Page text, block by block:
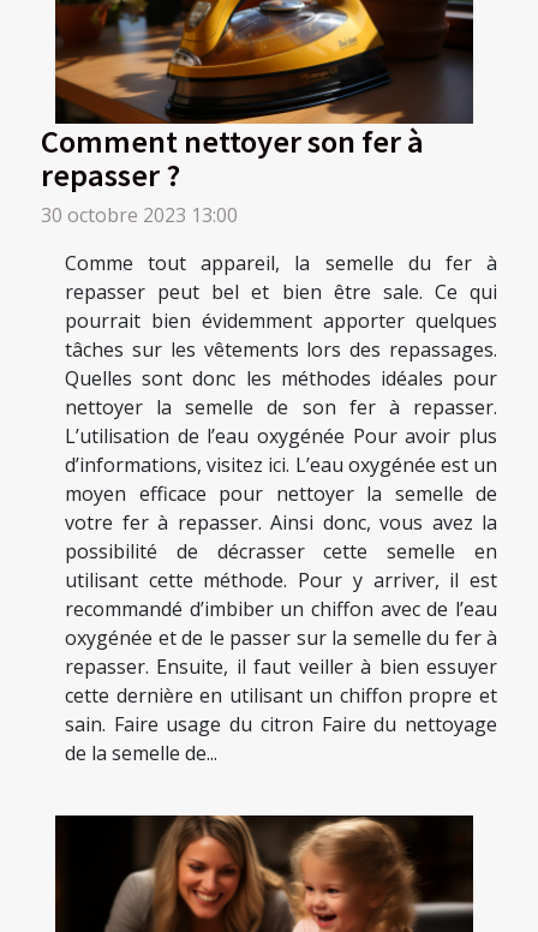
Comment nettoyer son fer à
repasser ?
30 octobre 2023 13:00
Comme tout appareil, la semelle du fer à
repasser peut bel et bien être sale. Ce qui
pourrait bien évidemment apporter quelques
tâches sur les vêtements lors des repassages.
Quelles sont donc les méthodes idéales pour
nettoyer la semelle de son fer à repasser.
L’utilisation de l’eau oxygénée Pour avoir plus
d’informations, visitez ici. L’eau oxygénée est un
moyen efficace pour nettoyer la semelle de
votre fer à repasser. Ainsi donc, vous avez la
possibilité de décrasser cette semelle en
utilisant cette méthode. Pour y arriver, il est
recommandé d’imbiber un chiffon avec de l’eau
oxygénée et de le passer sur la semelle du fer à
repasser. Ensuite, il faut veiller à bien essuyer
cette dernière en utilisant un chiffon propre et
sain. Faire usage du citron Faire du nettoyage
de la semelle de...